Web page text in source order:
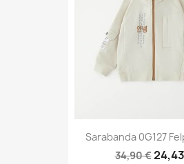
Sarabanda 0G127
34,90 €